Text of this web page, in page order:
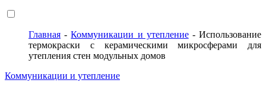
Главная -Коммуникации и утепление-Использование
термокраски с керамическими микросферами для
утепления стен модульных домов
Коммуникации и утепление